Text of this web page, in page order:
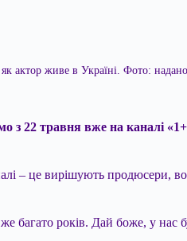
актор живе в Україні. Фото:
з 22 травня вже на каналі
– це вирішують продюсери,
багато років. Дай боже, у нас